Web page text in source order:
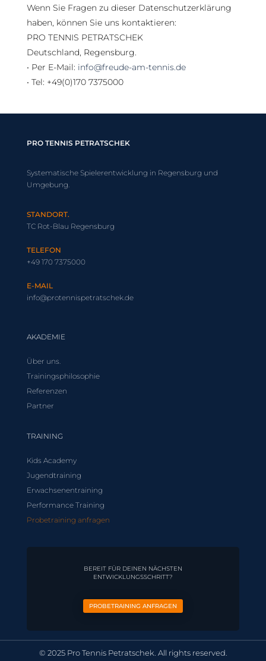
Wenn Sie Fragen zu dieser Datenschutzerklärung
haben, können Sie uns kontaktieren:
PRO TENNIS PETRATSCHEK
Deutschland, Regensburg.
• Per E-Mail: info@freude-am-tennis.de
• Tel: +49(0)170 7375000
PRO TENNIS PETRATSCHEK
Systematische Spielerentwicklung in Regensburg und
Umgebung.
STANDORT.
TC Rot-Blau Regensburg
TELEFON
+49 170 7375000
E-MAIL
info@protennispetratschek.de
AKADEMIE
Über uns.
Trainingsphilosophie
Referenzen
Partner
TRAINING
Kids Academy
Jugendtraining
Erwachsenentraining
Performance Training
Probetraining anfragen
BEREIT FÜR DEINEN NÄCHSTEN
ENTWICKLUNGSSCHRITT?
PROBETRAINING ANFRAGEN
© 2025 Pro Tennis Petratschek. All rights reserved.